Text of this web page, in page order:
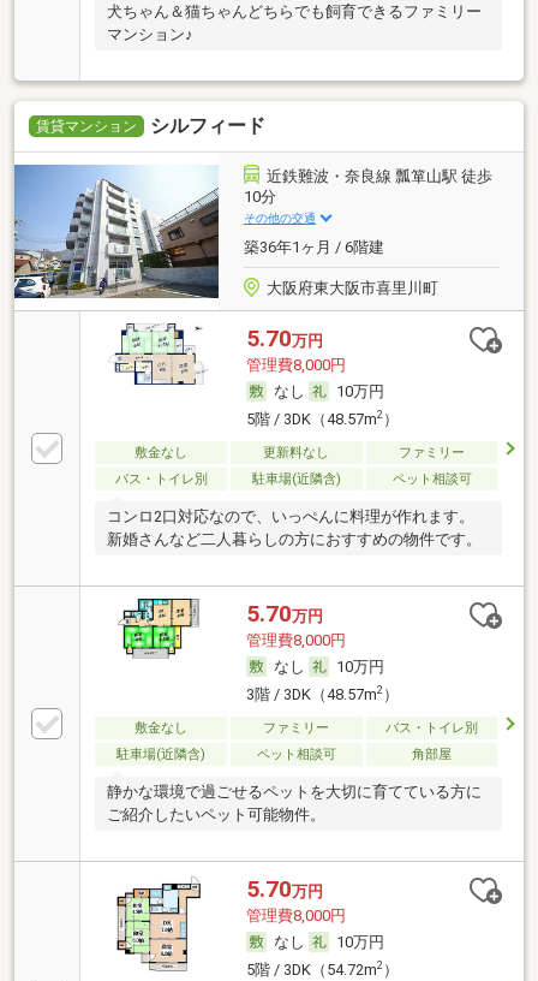
犬ちゃん＆猫ちゃんどちらでも飼育できるファミリー
マンション♪
賃貸マンション シルフィード
近鉄難波・奈良線 瓢箪山駅 徒歩
10分
その他の交通
築36年1ヶ月 / 6階建
大阪府東大阪市喜里川町
5.70万円
管理費8,000円
なし
10万円
5階 / 3DK（48.57m2）
敷金なし 更新料なし
ファミリー
バス・トイレ別
駐車場(近隣含) ペット相談可
コンロ2口対応なので、いっぺんに料理が作れます。
新婚さんなど二人暮らしの方におすすめの物件です。
5.70万円
管理費8,000円
なし
10万円
3階 / 3DK（48.57m2）
敷金なし ファミリー
バス・トイレ別
駐車場(近隣含)
ペット相談可 角部屋
静かな環境で過ごせるペットを大切に育てている方に
ご紹介したいペット可能物件。
5.70万円
管理費8,000円
なし
10万円
5階 / 3DK（54.72m2）